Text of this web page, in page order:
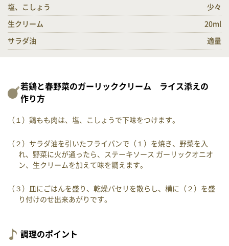
塩、こしょう 少々
生クリーム 20ml
サラダ油 適量
若鶏と春野菜のガーリッククリーム ライス添えの
作り方
（１）鶏もも肉は、塩、こしょうで下味をつけます。
（２）サラダ油を引いたフライパンで（１）を焼き、野菜を入
れ、野菜に火が通ったら、ステーキソース ガーリックオニオ
ン、生クリームを加えて味を調えます。
（３）皿にごはんを盛り、乾燥パセリを散らし、横に（２）を盛
り付けのせ出来あがりです。
調理のポイント